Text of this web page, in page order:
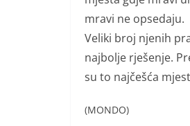
mravi ne opsedaju.
Veliki broj njenih
najbolje rješenje.
su to najčešća
(MONDO)